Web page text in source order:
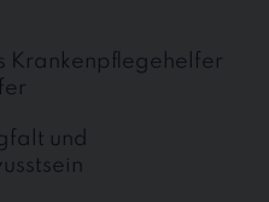
Krankenpflegehelfer
und